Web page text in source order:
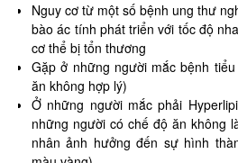
Nguy cơ từ một số bệnh ung thư
bào ác tính phát triển với tốc độ
cơ thể bị tổn thương
Gặp ở những người mắc bệnh
ăn không hợp lý)
Ở những người mắc phải
những người có chế độ ăn không
nhân ảnh hưởng đến sự hình